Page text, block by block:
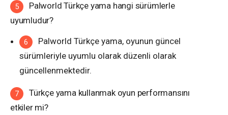
Palworld Türkçe yama hangi sürümlerle
uyumludur?
Palworld Türkçe yama, oyunun güncel
sürümleriyle uyumlu olarak düzenli olarak
güncellenmektedir.
Türkçe yama kullanmak oyun performansını
etkiler mi?